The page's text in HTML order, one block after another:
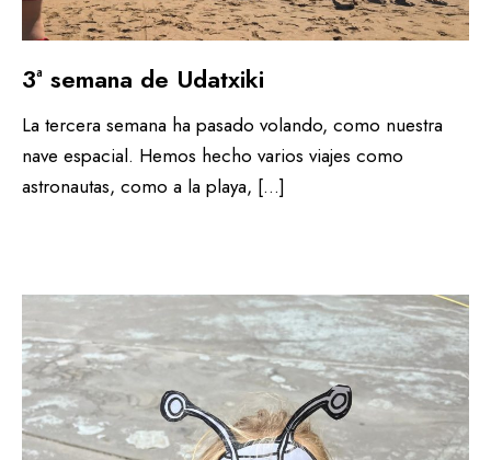
3ª semana de Udatxiki
La tercera semana ha pasado volando, como nuestra
nave espacial. Hemos hecho varios viajes como
astronautas, como a la playa, […]